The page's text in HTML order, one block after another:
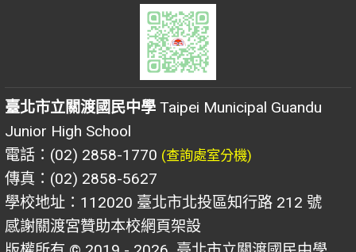
臺北市立關渡國民中學 Taipei Municipal Guandu
Junior High School
電話：(02) 2858-1770 (查詢處室分機)
傳真：(02) 2858-5627
學校地址：112020 臺北市北投區知行路 212 號
感謝關渡宮贊助本校網頁架設